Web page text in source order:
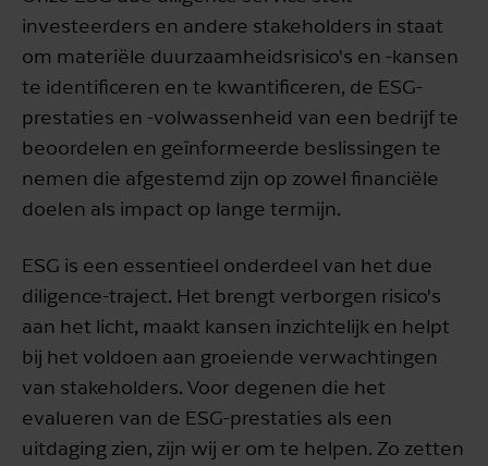
investeerders en andere stakeholders in staat
om materiële duurzaamheidsrisico's en -kansen
te identificeren en te kwantificeren, de ESG-
prestaties en -volwassenheid van een bedrijf te
beoordelen en geïnformeerde beslissingen te
nemen die afgestemd zijn op zowel financiële
doelen als impact op lange termijn.
ESG is een essentieel onderdeel van het due
diligence-traject. Het brengt verborgen risico's
aan het licht, maakt kansen inzichtelijk en helpt
bij het voldoen aan groeiende verwachtingen
van stakeholders. Voor degenen die het
evalueren van de ESG-prestaties als een
uitdaging zien, zijn wij er om te helpen. Zo zetten